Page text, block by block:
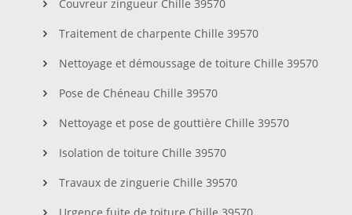
Couvreur zingueur Chille 39570
Traitement de charpente Chille 39570
Nettoyage et démoussage de toiture Chille 39570
Pose de Chéneau Chille 39570
Nettoyage et pose de gouttière Chille 39570
Isolation de toiture Chille 39570
Travaux de zinguerie Chille 39570
Urgence fuite de toiture Chille 39570